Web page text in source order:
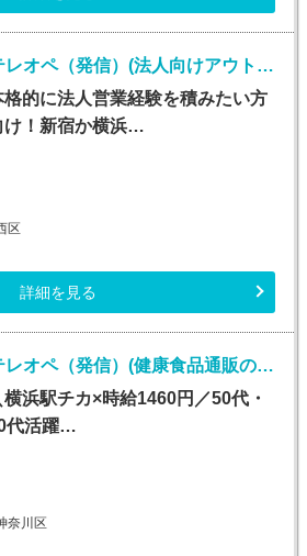
コールセンター・テレオペ（発信）(法人向けアウトバウンド業務/週5/9~18時)
格的に法人営業経験を積みたい方
け！新宿か横浜…
区
詳細を見る
コールセンター・テレオペ（発信）(健康食品通販のカスタマーサポート)
横浜駅チカ×時給1460円／50代・
代活躍…
奈川区